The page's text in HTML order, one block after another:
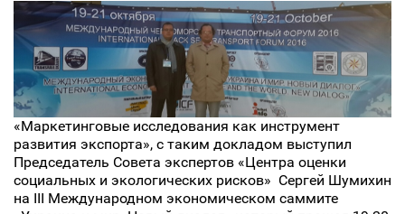
«Маркетинговые исследования как инструмент
развития экспорта», с таким докладом выступил
Председатель Совета экспертов «Центра оценки
социальных и экологических рисков» Сергей Шумихин
на III Международном экономическом саммите